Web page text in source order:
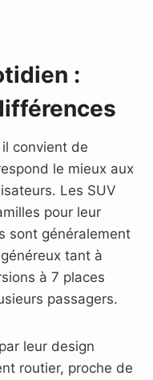
:
convient de
le mieux aux
Les SUV
pour leur
sont généralement
tant à
à 7 places
passagers.
leur design
routier, proche de